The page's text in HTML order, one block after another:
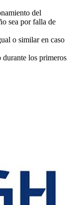
del
sea por falla de
o similar en caso
los primeros